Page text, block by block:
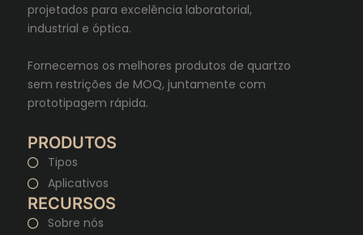
projetados para excelência laboratorial,
industrial e óptica.
Fornecemos os melhores produtos de quartzo
sem restrições de MOQ, juntamente com
prototipagem rápida.
PRODUTOS
Tipos
Aplicativos
RECURSOS
Sobre nós